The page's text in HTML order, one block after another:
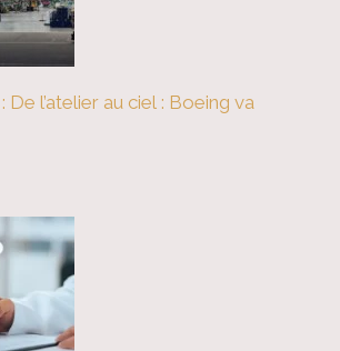
» ?
De l’atelier au ciel : Boeing va